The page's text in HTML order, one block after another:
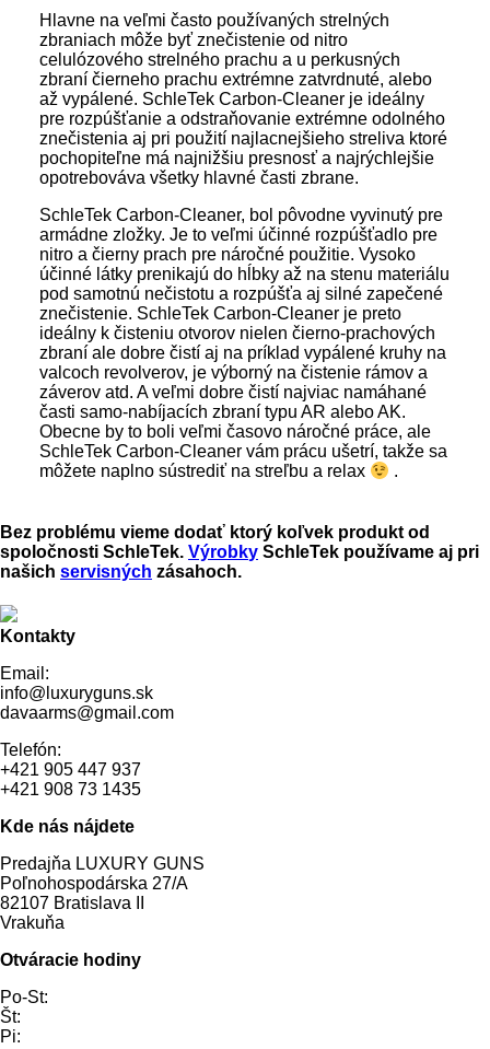
Hlavne na veľmi často používaných strelných
zbraniach môže byť znečistenie od nitro
celulózového strelného prachu a u perkusných
zbraní čierneho prachu extrémne zatvrdnuté, alebo
až vypálené. SchleTek Carbon-Cleaner je ideálny
pre rozpúšťanie a odstraňovanie extrémne odolného
znečistenia aj pri použití najlacnejšieho streliva ktoré
pochopiteľne má najnižšiu presnosť a najrýchlejšie
opotrebováva všetky hlavné časti zbrane.
SchleTek Carbon-Cleaner, bol pôvodne vyvinutý pre
armádne zložky. Je to veľmi účinné rozpúšťadlo pre
nitro a čierny prach pre náročné použitie. Vysoko
účinné látky prenikajú do hĺbky až na stenu materiálu
pod samotnú nečistotu a rozpúšťa aj silné zapečené
znečistenie. SchleTek Carbon-Cleaner je preto
ideálny k čisteniu otvorov nielen čierno-prachových
zbraní ale dobre čistí aj na príklad vypálené kruhy na
valcoch revolverov, je výborný na čistenie rámov a
záverov atd. A veľmi dobre čistí najviac namáhané
časti samo-nabíjacích zbraní typu AR alebo AK.
Obecne by to boli veľmi časovo náročné práce, ale
SchleTek Carbon-Cleaner vám prácu ušetrí, takže sa
môžete naplno sústrediť na streľbu a relax
.
Bez problému vieme dodať ktorý koľvek produkt od
spoločnosti SchleTek. Výrobky SchleTek používame aj pri
našich servisných zásahoch.
Kontakty
Email:
info@luxuryguns.sk
davaarms@gmail.com
Telefón:
+421 905 447 937
+421 908 73 1435
Kde nás nájdete
Predajňa LUXURY GUNS
Poľnohospodárska 27/A
82107 Bratislava II
Vrakuňa
Otváracie hodiny
Po-St:
Št:
Pi: